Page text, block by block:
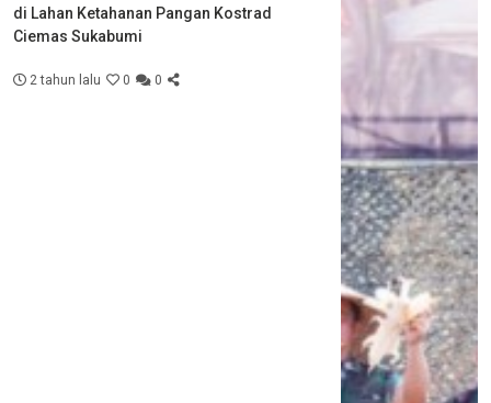
di Lahan Ketahanan Pangan Kostrad
Ciemas Sukabumi
2 tahun lalu 0 0